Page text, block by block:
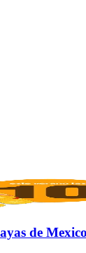
de Mexico